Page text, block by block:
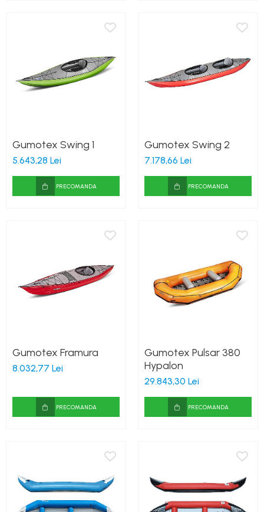
Gumotex Swing 1
5.643,28 Lei
PRECOMANDA
Gumotex Swing 2
7.178,66 Lei
PRECOMANDA
Gumotex Framura
8.032,77 Lei
PRECOMANDA
Gumotex Pulsar 380
Hypalon
29.843,30 Lei
PRECOMANDA